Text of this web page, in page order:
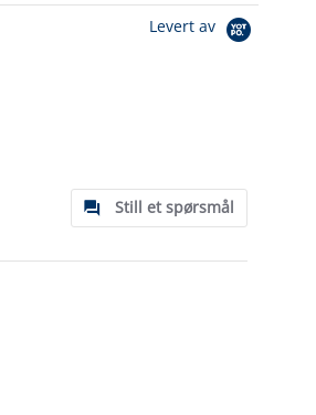
Levert av
Still et spørsmål